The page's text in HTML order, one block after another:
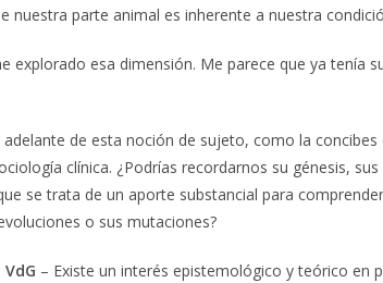
nuestra parte animal es inherente a nuestra
explorado esa dimensión. Me parece que ya tenía
de esta noción de sujeto, como la
clínica. ¿Podrías recordarnos su génesis,
se trata de un aporte substancial para
o sus mutaciones?
VdG – Existe un interés epistemológico y teórico en